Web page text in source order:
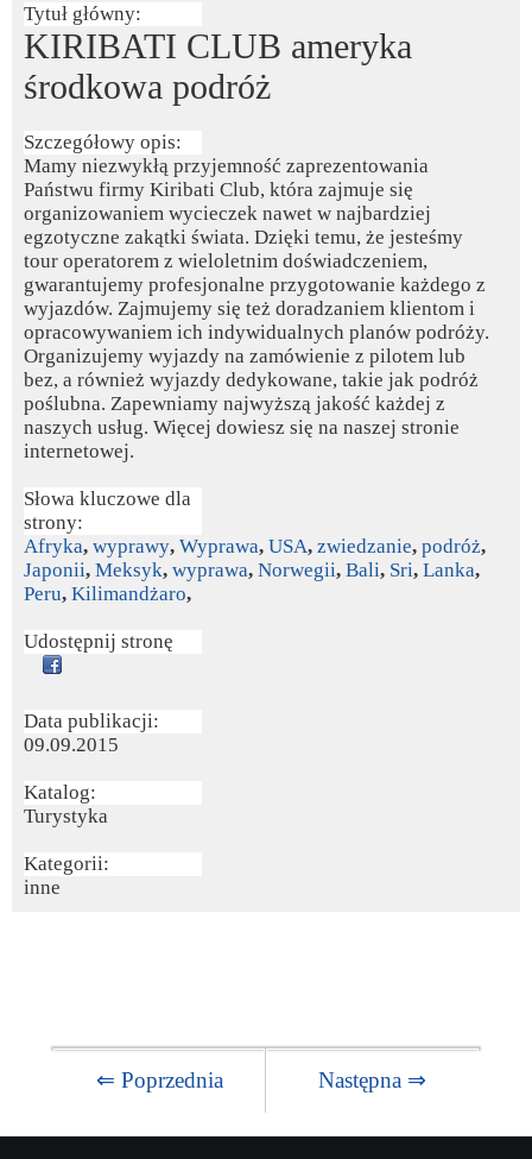
Tytuł główny:
KIRIBATI CLUB ameryka
środkowa podróż
Szczegółowy opis:
Mamy niezwykłą przyjemność zaprezentowania
Państwu firmy Kiribati Club, która zajmuje się
organizowaniem wycieczek nawet w najbardziej
egzotyczne zakątki świata. Dzięki temu, że jesteśmy
tour operatorem z wieloletnim doświadczeniem,
gwarantujemy profesjonalne przygotowanie każdego z
wyjazdów. Zajmujemy się też doradzaniem klientom i
opracowywaniem ich indywidualnych planów podróży.
Organizujemy wyjazdy na zamówienie z pilotem lub
bez, a również wyjazdy dedykowane, takie jak podróż
poślubna. Zapewniamy najwyższą jakość każdej z
naszych usług. Więcej dowiesz się na naszej stronie
internetowej.
Słowa kluczowe dla
strony:
Afryka, wyprawy, Wyprawa, USA, zwiedzanie, podróż,
Japonii, Meksyk, wyprawa, Norwegii, Bali, Sri, Lanka,
Peru, Kilimandżaro,
Udostępnij stronę
Data publikacji:
09.09.2015
Katalog:
Turystyka
Kategorii:
inne
⇐ Poprzednia Następna ⇒